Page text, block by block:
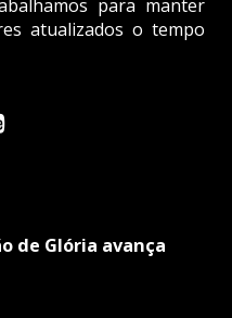
para manter
atualizados o tempo
de Glória avança